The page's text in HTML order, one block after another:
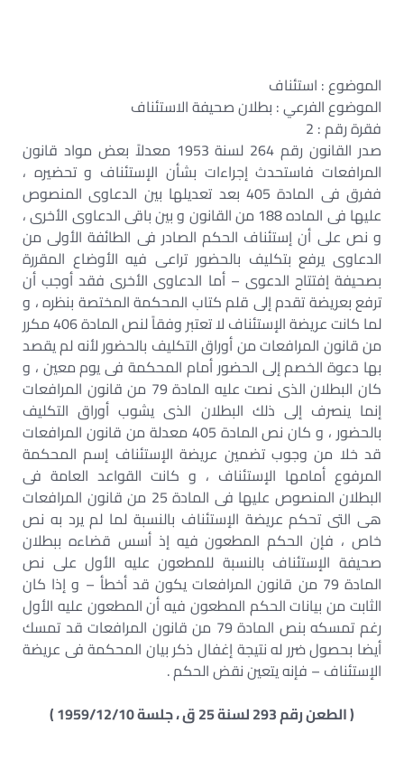
الموضوع : استئناف
الموضوع الفرعي : بطلان صحيفة الاستئناف
فقرة رقم : 2
صدر القانون رقم 264 لسنة 1953 معدلاً بعض مواد قانون
المرافعات فاستحدث إجراءات بشأن الإستئناف و تحضيره ،
ففرق فى المادة 405 بعد تعديلها بين الدعاوى المنصوص
عليها فى الماده 188 من القانون و بين باقى الدعاوى الأخرى ،
و نص على أن إستئناف الحكم الصادر فى الطائفة الأولى من
الدعاوى يرفع بتكليف بالحضور تراعى فيه الأوضاع المقررة
بصحيفة إفتتاح الدعوى – أما الدعاوى الأخرى فقد أوجب أن
ترفع بعريضة تقدم إلى قلم كتاب المحكمة المختصة بنظره ، و
لما كانت عريضة الإستئناف لا تعتبر وفقاً لنص المادة 406 مكرر
من قانون المرافعات من أوراق التكليف بالحضور لأنه لم يقصد
بها دعوة الخصم إلى الحضور أمام المحكمة فى يوم معين ، و
كان البطلان الذى نصت عليه المادة 79 من قانون المرافعات
إنما ينصرف إلى ذلك البطلان الذى يشوب أوراق التكليف
بالحضور ، و كان نص المادة 405 معدلة من قانون المرافعات
قد خلا من وجوب تضمين عريضة الإستئناف إسم المحكمة
المرفوع أمامها الإستئناف ، و كانت القواعد العامة فى
البطلان المنصوص عليها فى المادة 25 من قانون المرافعات
هى التى تحكم عريضة الإستئناف بالنسبة لما لم يرد به نص
خاص ، فإن الحكم المطعون فيه إذ أسس قضاءه ببطلان
صحيفة الإستئناف بالنسبة للمطعون عليه الأول على نص
المادة 79 من قانون المرافعات يكون قد أخطأ – و إذا كان
الثابت من بيانات الحكم المطعون فيه أن المطعون عليه الأول
رغم تمسكه بنص المادة 79 من قانون المرافعات قد تمسك
أيضا بحصول ضرر له نتيجة إغفال ذكر بيان المحكمة فى عريضة
الإستئناف – فإنه يتعين نقض الحكم .
( الطعن رقم 293 لسنة 25 ق ، جلسة 1959/12/10 )